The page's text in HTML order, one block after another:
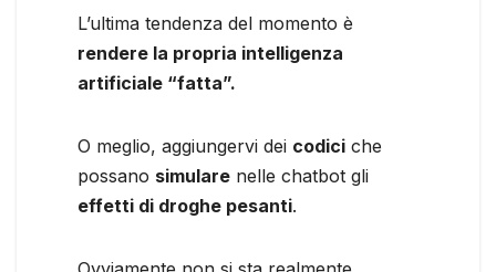
L’ultima tendenza del momento è
rendere la propria intelligenza
artificiale “fatta”.
O meglio, aggiungervi dei codici che
possano simulare nelle chatbot gli
effetti di droghe pesanti.